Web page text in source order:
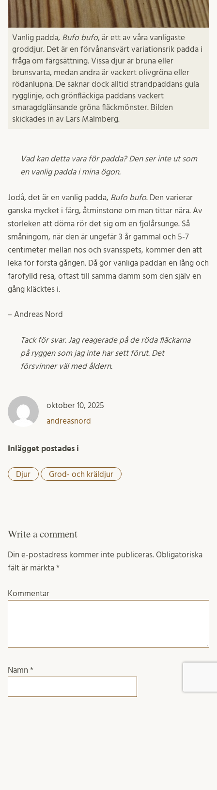
Vanlig padda, Bufo bufo, är ett av våra vanligaste
groddjur. Det är en förvånansvärt variationsrik padda i
fråga om färgsättning. Vissa djur är bruna eller
brunsvarta, medan andra är vackert olivgröna eller
rödanlupna. De saknar dock alltid strandpaddans gula
rygglinje, och grönfläckiga paddans vackert
smaragdglänsande gröna fläckmönster. Bilden
skickades in av Lars Malmberg.
Vad kan detta vara för padda? Den ser inte ut som
en vanlig padda i mina ögon.
Jodå, det är en vanlig padda, Bufo bufo. Den varierar
ganska mycket i färg, åtminstone om man tittar nära. Av
storleken att döma rör det sig om en fjolårsunge. Så
småningom, när den är ungefär 3 år gammal och 5-7
centimeter mellan nos och svansspets, kommer den att
leka för första gången. Då gör vanliga paddan en lång och
farofylld resa, oftast till samma damm som den själv en
gång kläcktes i.
– Andreas Nord
Tack för svar. Jag reagerade på de röda fläckarna
på ryggen som jag inte har sett förut. Det
försvinner väl med åldern.
oktober 10, 2025
andreasnord
Inlägget postades i
Djur Grod- och kräldjur
Write a comment
Din e-postadress kommer inte publiceras. Obligatoriska
fält är märkta *
Kommentar
Namn *